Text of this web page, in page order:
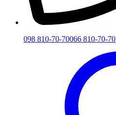
098 810-70-70066 810-70-70